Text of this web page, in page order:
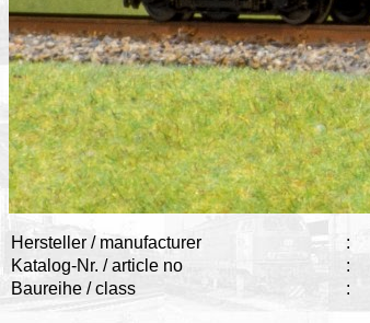
Hersteller / manufacturer :
Katalog-Nr. / article no
:
Baureihe / class
: